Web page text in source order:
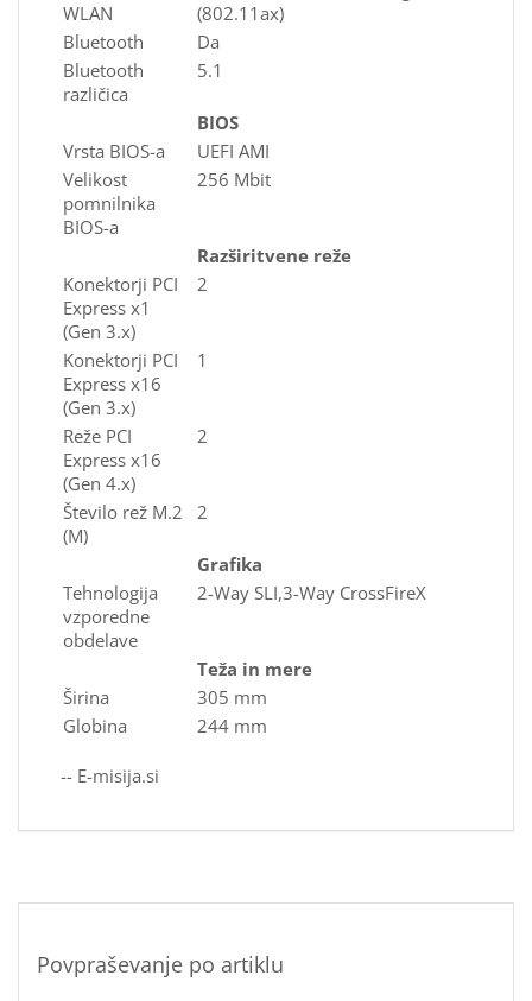
WLAN
(802.11ax)
Bluetooth
Da
Bluetooth
različica
5.1
BIOS
Vrsta BIOS-a
UEFI AMI
Velikost
pomnilnika
BIOS-a
256 Mbit
Razširitvene reže
Konektorji PCI
Express x1
(Gen 3.x)
2
Konektorji PCI
Express x16
(Gen 3.x)
1
Reže PCI
Express x16
(Gen 4.x)
2
Število rež M.2
(M)
2
Grafika
Tehnologija
vzporedne
obdelave
2-Way SLI,3-Way CrossFireX
Teža in mere
Širina
305 mm
Globina
244 mm
-- E-misija.si
Povpraševanje po artiklu